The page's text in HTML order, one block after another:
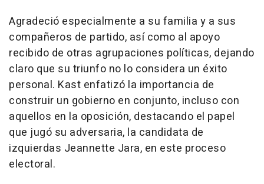
Agradeció especialmente a su familia y a sus
compañeros de partido, así como al apoyo
recibido de otras agrupaciones políticas, dejando
claro que su triunfo no lo considera un éxito
personal. Kast enfatizó la importancia de
construir un gobierno en conjunto, incluso con
aquellos en la oposición, destacando el papel
que jugó su adversaria, la candidata de
izquierdas Jeannette Jara, en este proceso
electoral.